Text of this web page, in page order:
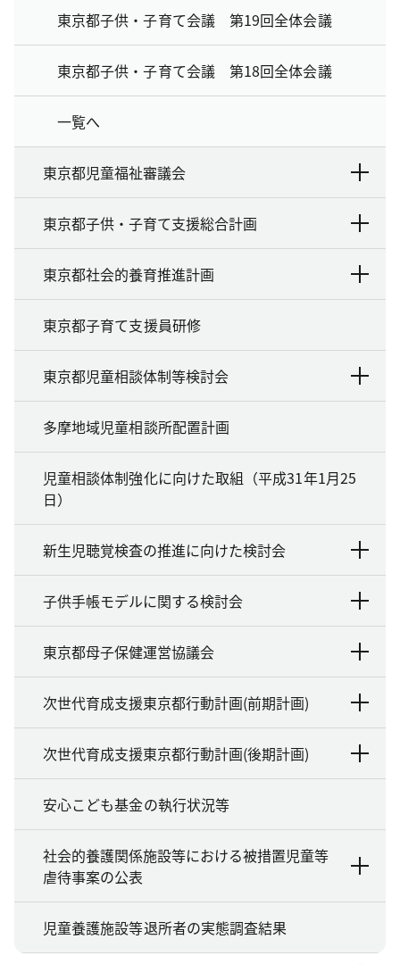
東京都子供・子育て会議 第19回全体会議
東京都子供・子育て会議 第18回全体会議
一覧へ
東京都児童福祉審議会
東京都子供・子育て支援総合計画
東京都社会的養育推進計画
東京都子育て支援員研修
東京都児童相談体制等検討会
多摩地域児童相談所配置計画
児童相談体制強化に向けた取組（平成31年1月25
日）
新生児聴覚検査の推進に向けた検討会
子供手帳モデルに関する検討会
東京都母子保健運営協議会
次世代育成支援東京都行動計画(前期計画)
次世代育成支援東京都行動計画(後期計画)
安心こども基金の執行状況等
社会的養護関係施設等における被措置児童等
虐待事案の公表
児童養護施設等退所者の実態調査結果